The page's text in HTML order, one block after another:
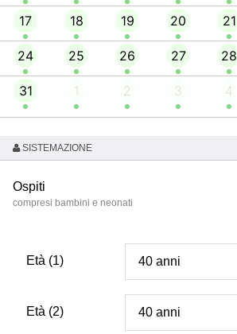
17 18 19 20 21
24 25 26 27 28
31 1 2 3 4
SISTEMAZIONE
Ospiti
compresi bambini e neonati
Età (1)
Età (2)